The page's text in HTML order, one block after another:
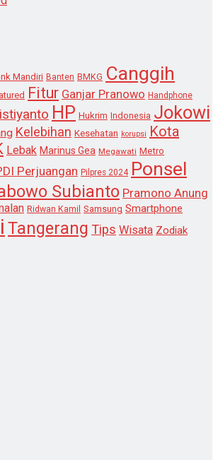
Mandiri Banten BMKG Canggih
Fitur Ganjar Pranowo Handphone
HP Hukrim Indonesia Jokowi
Kelebihan Kesehatan korupsi
Kota
Lebak Marinus Gea Megawati Metro
Perjuangan Pilpres 2024 Ponsel
Subianto Pramono Anung
Ridwan Kamil Samsung Smartphone
Tangerang Tips Wisata Zodiak